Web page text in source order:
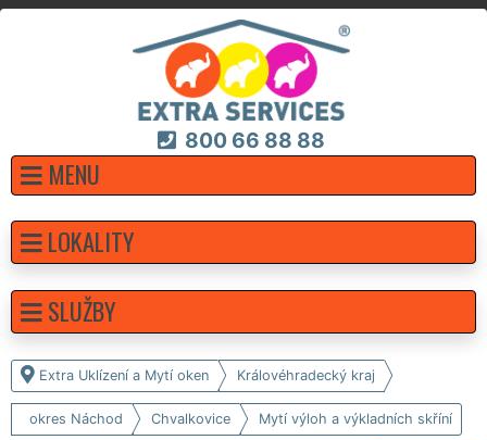
800 66 88 88
MENU
Extra Uklízení a Mytí oken Královéhradecký kraj
okres Náchod Chvalkovice Mytí výloh a výkladních skříní
LOKALITY
SLUŽBY